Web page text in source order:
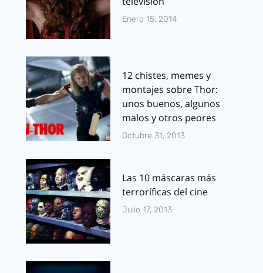
Enero 15, 2014
12 chistes, memes y
montajes sobre Thor:
unos buenos, algunos
malos y otros peores
Octubre 31, 2013
Las 10 máscaras más
terroríficas del cine
Julio 17, 2013